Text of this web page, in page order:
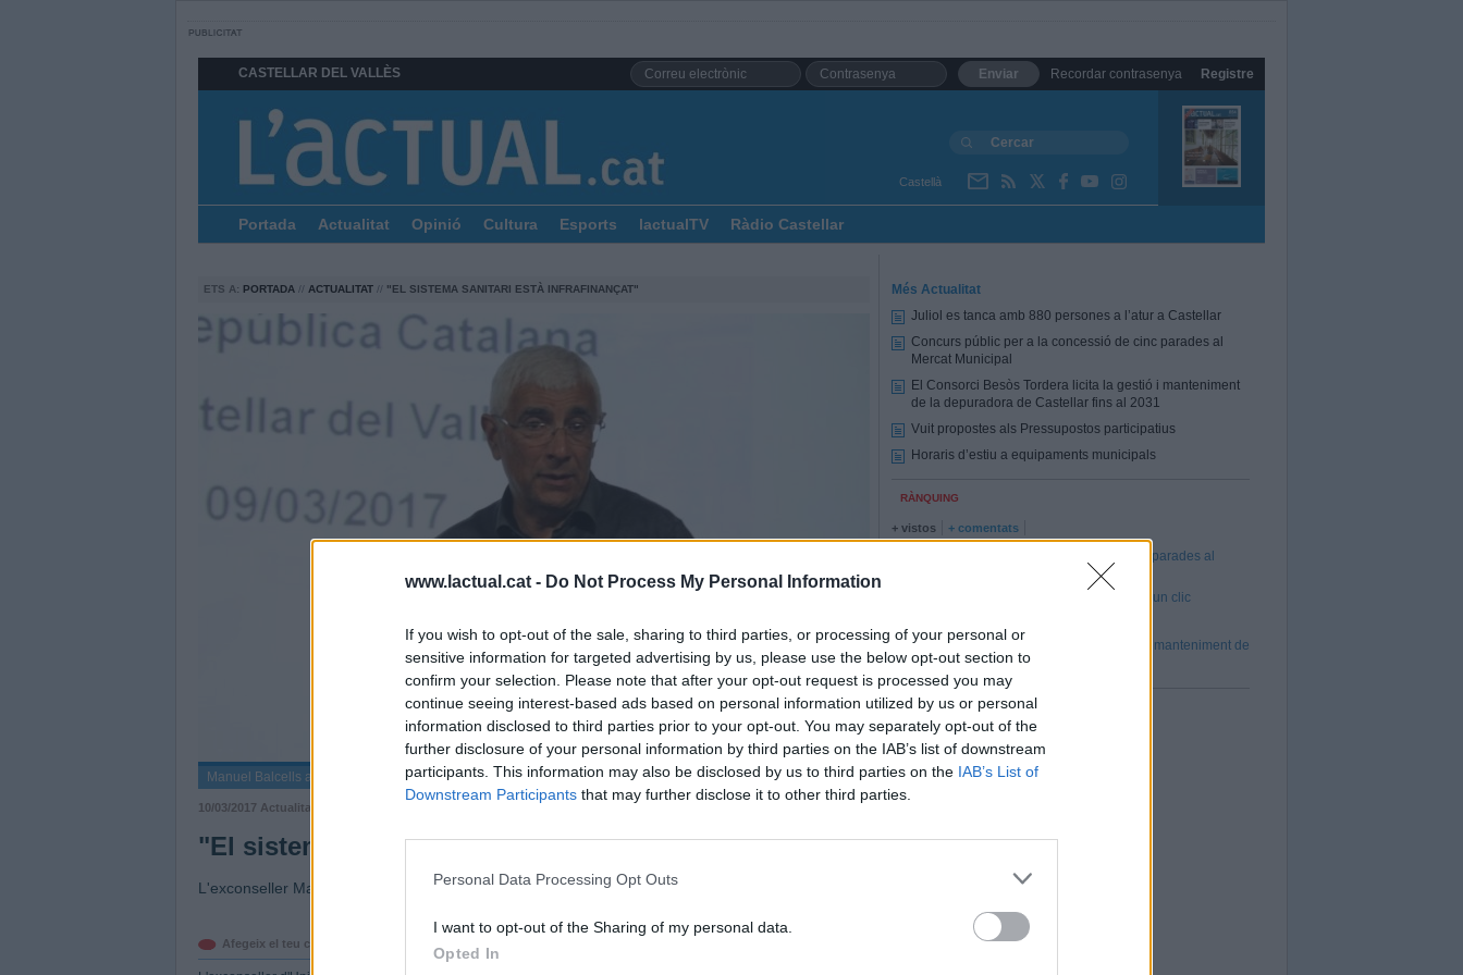
www.lactual.cat - Do Not Process My Personal Information
If you wish to opt-out of the sale, sharing to third parties, or processing of your personal or
sensitive information for targeted advertising by us, please use the below opt-out section to
confirm your selection. Please note that after your opt-out request is processed you may
continue seeing interest-based ads based on personal information utilized by us or personal
information disclosed to third parties prior to your opt-out. You may separately opt-out of the
further disclosure of your personal information by third parties on the IAB’s list of downstream
participants. This information may also be disclosed by us to third parties on the IAB’s List of
Downstream Participants that may further disclose it to other third parties.
Personal Data Processing Opt Outs
I want to opt-out of the Sharing of my personal data.
Opted In
CASTELLAR DEL VALLÈS Recordar contrasenya Registre
Enviar
Castellà
Portada Actualitat Opinió Cultura Esports lactualTV Ràdio Castellar
ETS A: PORTADA // ACTUALITAT // "EL SISTEMA SANITARI ESTÀ INFRAFINANÇAT"
Manuel Balcells al cicle d'ERC La República que farem - R.G.
10/03/2017 Actualitat
"El sistema sanitari està infrafinançat"
L'exconseller Manel Balcells va participar al cicle de xerrades d'ERC La República que Farem
Afegeix el teu comentari
Més Actualitat
Juliol es tanca amb 880 persones a l’atur a Castellar
Concurs públic per a la concessió de cinc parades al
Mercat Municipal
El Consorci Besòs Tordera licita la gestió i manteniment
de la depuradora de Castellar fins al 2031
Vuit propostes als Pressupostos participatius
Horaris d’estiu a equipaments municipals
RÀNQUING
+ vistos + comentats
Concurs públic per a la concessió de cinc parades al
La trajectòria de tots els atletes del CAC a un clic
El Consorci Besòs Tordera licita la gestió i manteniment de
la depuradora de Castellar fins al 2031